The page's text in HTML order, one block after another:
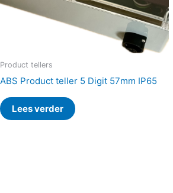
Product tellers
ABS Product teller 5 Digit 57mm IP65
Lees verder